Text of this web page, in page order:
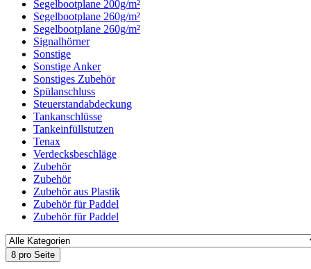
Segelbootplane 200g/m²
Segelbootplane 260g/m²
Segelbootplane 260g/m²
Signalhörner
Sonstige
Sonstige Anker
Sonstiges Zubehör
Spülanschluss
Steuerstandabdeckung
Tankanschlüsse
Tankeinfüllstutzen
Tenax
Verdecksbeschläge
Zubehör
Zubehör
Zubehör aus Plastik
Zubehör für Paddel
Zubehör für Paddel
8 pro Seite